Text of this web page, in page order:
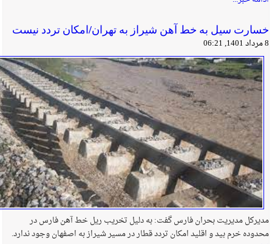
خسارت سیل به خط آهن شیراز به تهران/امکان تردد نیست
8 مرداد 1401, 06:21
مدیرکل مدیریت بحران فارس گفت: به دلیل تخریب ریل خط آهن فارس در
محدوده خرم بید و اقلید امکان تردد قطار در مسیر شیراز به اصفهان وجود ندارد.